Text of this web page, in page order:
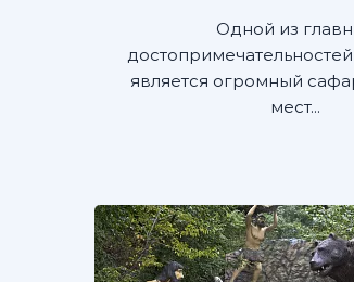
Одной из
является огромный
мест...